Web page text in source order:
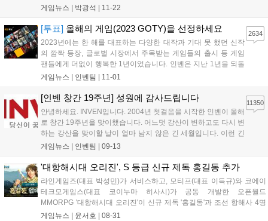
10명을 업데이트 했다고 22일 밝혔다. S등급 신규 제독 ‘피리 레이스’는
를 떠...
게임뉴스 | 박광석 11-22
[투표] 올해의 게임(2023 GOTY)을 선정하세요
2023년에는 한 해를 대표하는 다양한 대작과 기대 못 했던 신작
의 깜짝 등장, 글로벌 시장에서 주목받는 게임들의 출시 등 게임
팬들에게 더없이 행복한 1년이었습니다. 인벤은 지난 1년을 되돌
아보고 업계 전체의 창의성과 기술적 성취를 제고하고자 게임 시
함께 반영하고자 합니다. 이를 위해 202...
게임뉴스 | 인벤팀 11-01
2634
[인벤 창간 19주년] 성원에 감사드립니다
안녕하세요. INVEN입니다. 2004년 첫걸음을 시작한 인벤이 올해
로 창간 19주년을 맞이했습니다. 어느덧 강산이 변하고도 다시 변
하는 강산을 맞이할 날이 얼마 남지 않은 긴 세월입니다. 이런 긴
시간을 달려올 수 있던 원동력은 함께 해주신 유저분의 애정이 어
께 다시 한번 감사드립니다. 역동적...
게임뉴스 | 인벤팀 09-13
11350
'대항해시대 오리진', S 등급 신규 제독 홍길동 추가
라인게임즈(대표 박성민)가 서비스하고, 모티프(대표 이득규)와 코에이
테크모게임스(대표 코이누마 히사시)가 공동 개발한 오픈월드
MMORPG '대항해시대 오리진'이 신규 제독 '홍길동'과 조선 항해사 4명
을 업데이트했다고 31일 밝혔다. '홍길동'은 S등급 신규 제독 캐릭터다.
게임뉴스 | 윤서호 08-31